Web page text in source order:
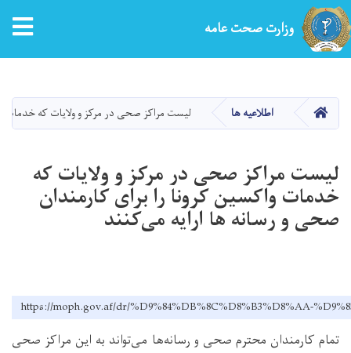
main
content
وزارت صحت عامه
HOME اطلاعیه ها لیست مراکز صحی در مرکز و ولایات که خدمات
لیست مراکز صحی در مرکز و ولایات که
خدمات واکسین کرونا را برای کارمندان
صحی و رسانه ها ارایه می‌کنند
https://moph.gov.af/dr/%D9%84%DB%8C%D8%B3%D8%AA-
تمام کارمندان محترم صحی و رسانه‌ها می‌تواند به این مراکز صحی